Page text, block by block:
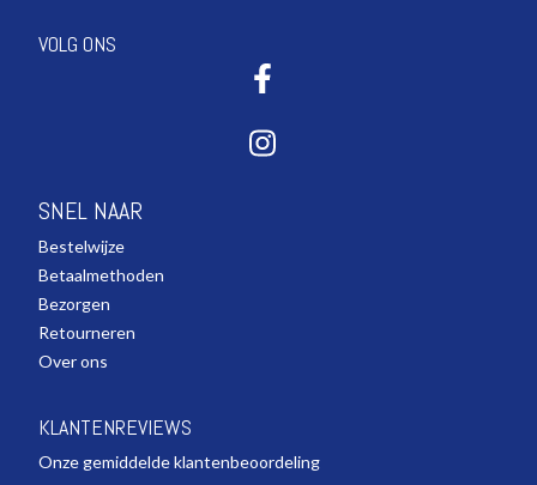
VOLG ONS
SNEL NAAR
Bestelwijze
Betaalmethoden
Bezorgen
Retourneren
Over ons
KLANTENREVIEWS
Onze gemiddelde klantenbeoordeling